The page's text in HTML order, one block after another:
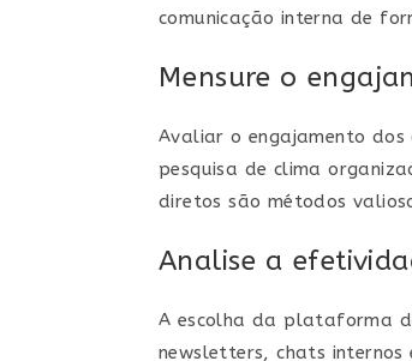
comunicação interna de
Mensure o
Avaliar o engajamento
pesquisa de clima
diretos são métodos
Analise a
A escolha da plataforma
newsletters, chats